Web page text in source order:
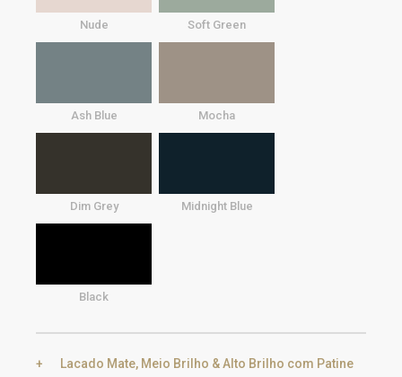
Nude Soft Green
Ash Blue Mocha
Dim Grey Midnight Blue
Black
Lacado Mate, Meio Brilho & Alto Brilho com Patine